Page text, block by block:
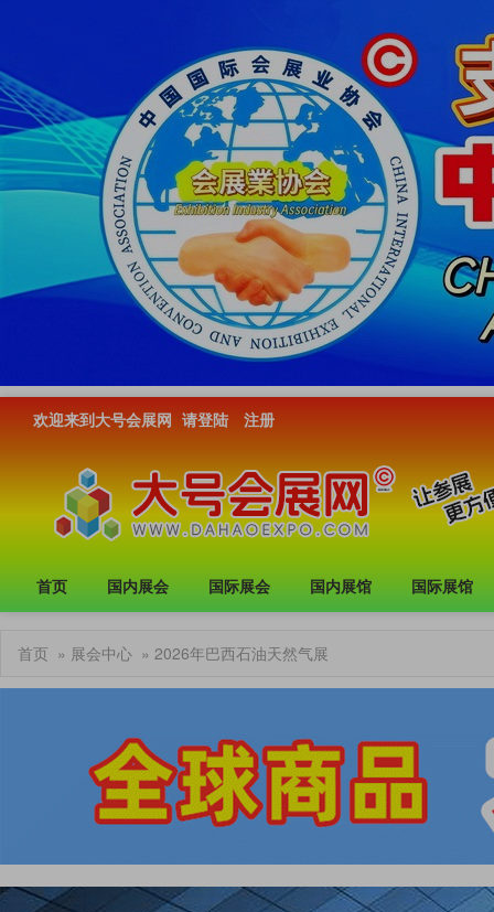
欢迎来到大号会展网 请登陆 注册
首页 国内展会 国际展会 国内展馆 国际展馆
首页 » 展会中心 » 2026年巴西石油天然气展